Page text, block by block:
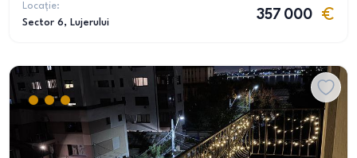
Locație:
Sector 6, Lujerului
357 000